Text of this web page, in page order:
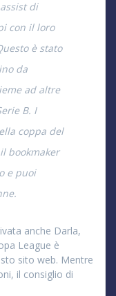
di
con il loro
è stato
da
ad altre
B. I
coppa del
bookmaker
e puoi
anche Darla,
League è
sito web. Mentre
il consiglio di